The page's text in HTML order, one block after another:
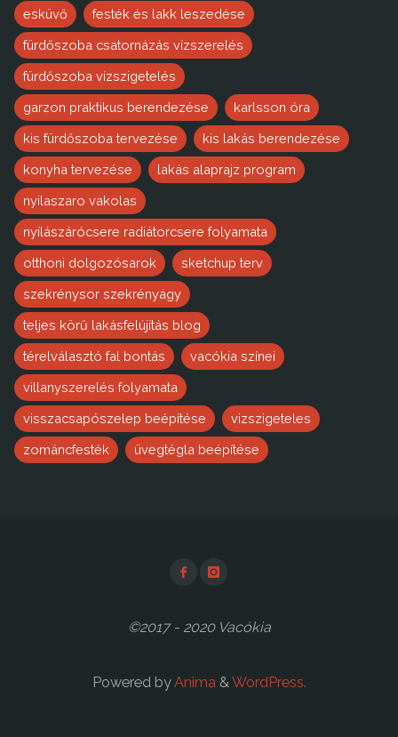
esküvő festék és lakk leszedése
fürdőszoba csatornázás vízszerelés
fürdőszoba vízszigetelés
garzon praktikus berendezése karlsson óra
kis fürdőszoba tervezése kis lakás berendezése
konyha tervezése lakás alaprajz program
nyilaszaro vakolas
nyílászárócsere radiátorcsere folyamata
otthoni dolgozósarok sketchup terv
szekrénysor szekrényágy
teljes körű lakásfelújítás blog
térelválasztó fal bontás vacókia színei
villanyszerelés folyamata
visszacsapószelep beépítése vizszigeteles
zománcfesték üvegtégla beépítése
©2017 - 2020 Vacókia
Powered byAnima & WordPress.